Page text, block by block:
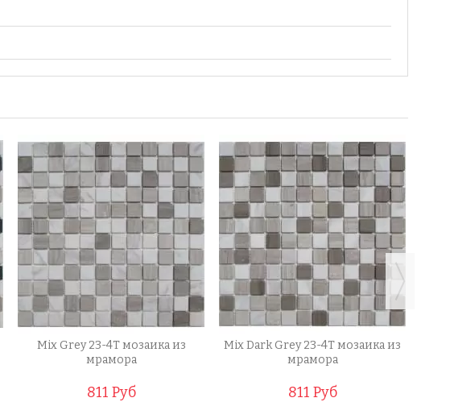
Mix Grey 23-4T мозаика из
мрамора
811 Руб
Mix Dark Grey 23-4T мозаика из
мрамора
811 Руб